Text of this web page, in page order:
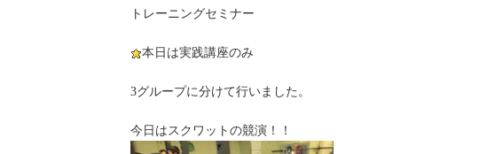
トレーニングセミナー
本日は実践講座のみ
3グループに分けて行いました。
今日はスクワットの競演！！